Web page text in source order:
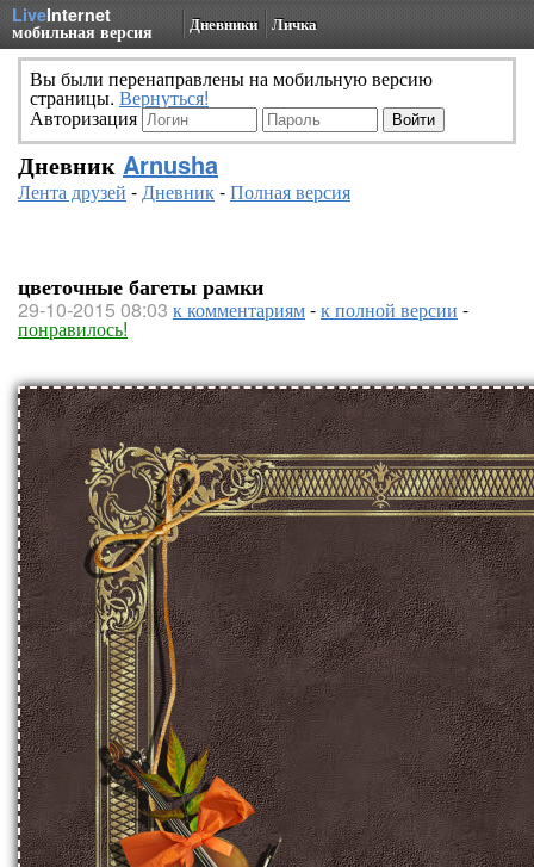
LiveInternet
мобильная версия Дневники Личка
Вы были перенаправлены на мобильную версию
страницы. Вернуться!
Авторизация
Дневник Arnusha
Лента друзей -Дневник-Полная версия
цветочные багеты рамки
29-10-2015 08:03 к комментариям-к полной версии -
понравилось!